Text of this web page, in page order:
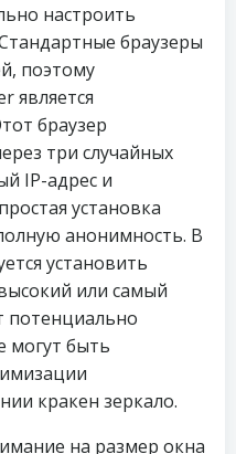
настроить
браузеры
поэтому
является
браузер
три случайных
IP-адрес и
установка
анонимность. В
установить
или самый
потенциально
могут быть
кракен зеркало.
на размер окна